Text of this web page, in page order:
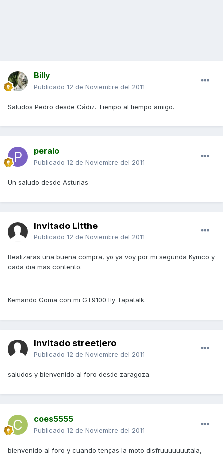
Billy
Publicado 12 de Noviembre del 2011
Saludos Pedro desde Cádiz. Tiempo al tiempo amigo.
peralo
Publicado 12 de Noviembre del 2011
Un saludo desde Asturias
Invitado Litthe
Publicado 12 de Noviembre del 2011
Realizaras una buena compra, yo ya voy por mi segunda Kymco y
cada dia mas contento.
Kemando Goma con mi GT9100 By Tapatalk.
Invitado streetjero
Publicado 12 de Noviembre del 2011
saludos y bienvenido al foro desde zaragoza.
coes5555
Publicado 12 de Noviembre del 2011
bienvenido al foro y cuando tengas la moto disfruuuuuuutala,